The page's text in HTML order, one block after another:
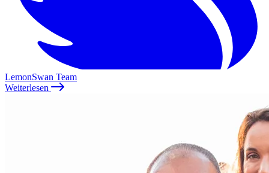
LemonSwan Team
Weiterlesen